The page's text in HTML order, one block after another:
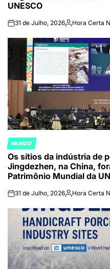
UNESCO
on31 de Julho, 2026Publicado
Hora Certa
POSTED
IN
MUNDO
Os sítios da indústria de
Jingdezhen, na China,
Patrimônio Mundial da
on31 de Julho, 2026Publicado
Hora Certa